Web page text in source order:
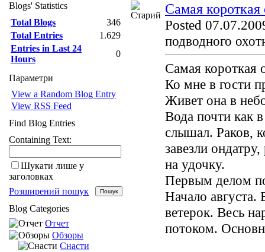
Самая короткая
Posted
подводного
Самая короткая
Ко мне в гости
Живет она в
Вода почти как
слышал. Раков,
завезли
на удочку.
Первым делом
Начало
ветерок. Весь
потоком.
Blogs' Statistics
Total Blogs
346
Total Entries
1.629
Entries in Last 24
Hours
0
Параметри
View a Random Blog Entry
View RSS Feed
Find Blog Entries
Containing Text:
Шукати лише у
заголовках
Розширений пошук
Blog Categories
Отчет
Обзоры
Снасти